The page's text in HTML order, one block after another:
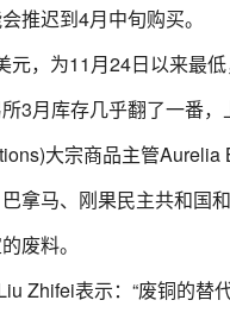
推迟到4月中旬购买。
，为11月24日以来最
3月库存几乎翻了一番，
大宗商品主管Aurelia
拿马、刚果民主共和国
废料。
Zhifei表示：“废铜的替